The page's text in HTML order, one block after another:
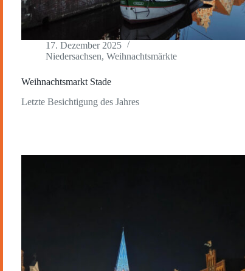
17. Dezember 2025
Niedersachsen, Weihnachtsmärkte
Weihnachtsmarkt Stade
Letzte Besichtigung des Jahres